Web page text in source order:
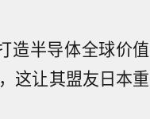
造半导体全球价值
这让其盟友日本重